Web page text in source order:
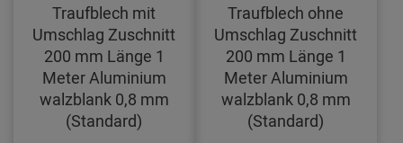
Traufblech mit
Umschlag Zuschnitt
200 mm Länge 1
Meter Aluminium
walzblank 0,8 mm
(Standard)
Traufblech ohne
Umschlag Zuschnitt
200 mm Länge 1
Meter Aluminium
walzblank 0,8 mm
(Standard)